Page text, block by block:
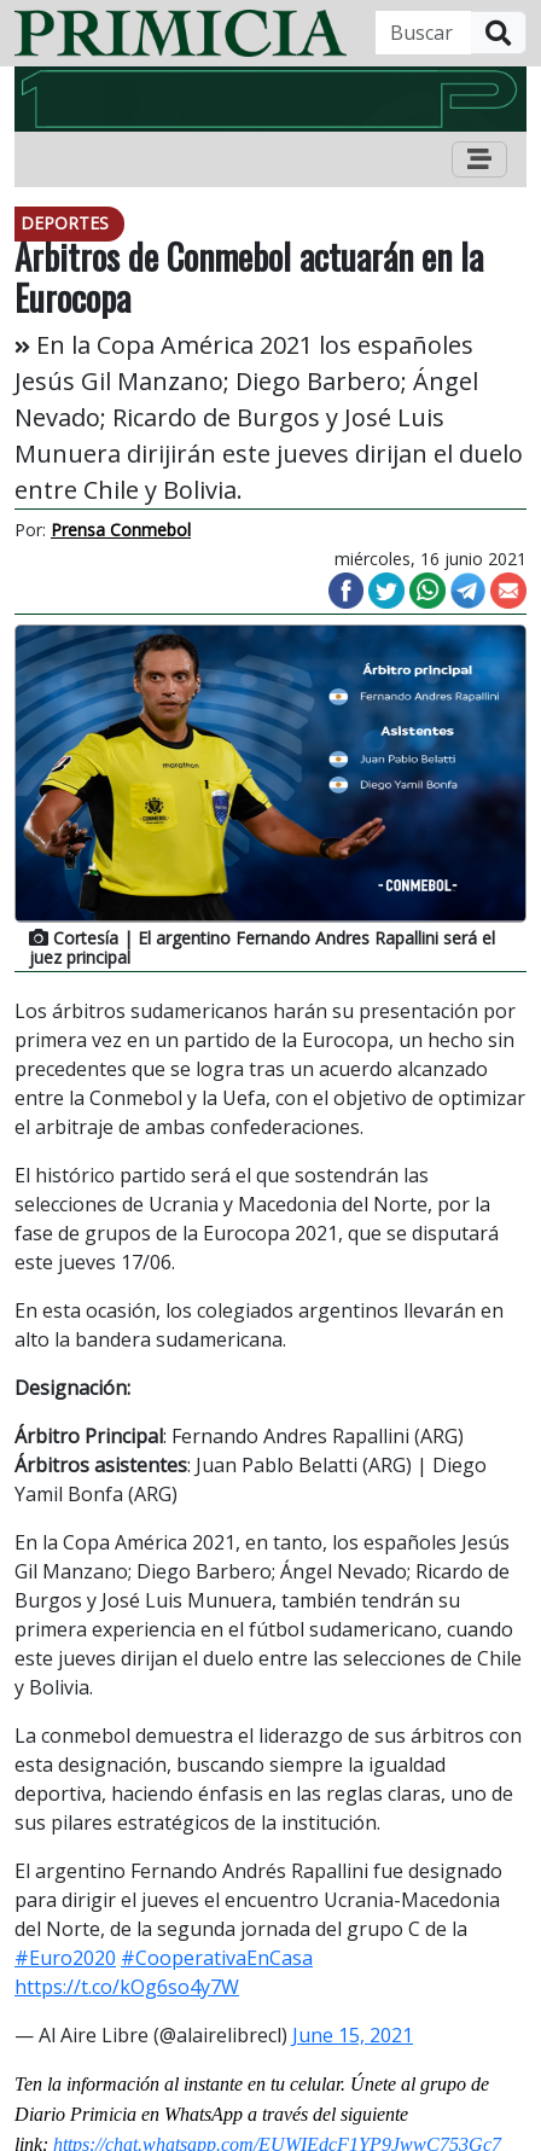
DEPORTES
Árbitros de Conmebol actuarán en la
Eurocopa
En la Copa América 2021 los españoles
Jesús Gil Manzano; Diego Barbero; Ángel
Nevado; Ricardo de Burgos y José Luis
Munuera dirijirán este jueves dirijan el duelo
entre Chile y Bolivia.
Por: Prensa Conmebol
miércoles, 16 junio 2021
Cortesía | El argentino Fernando Andres Rapallini será el
juez principal
Los árbitros sudamericanos harán su presentación por
primera vez en un partido de la Eurocopa, un hecho sin
precedentes que se logra tras un acuerdo alcanzado
entre la Conmebol y la Uefa, con el objetivo de optimizar
el arbitraje de ambas confederaciones.
El histórico partido será el que sostendrán las
selecciones de Ucrania y Macedonia del Norte, por la
fase de grupos de la Eurocopa 2021, que se disputará
este jueves 17/06.
En esta ocasión, los colegiados argentinos llevarán en
alto la bandera sudamericana.
Designación:
Árbitro Principal: Fernando Andres Rapallini (ARG)
Árbitros asistentes: Juan Pablo Belatti (ARG) | Diego
Yamil Bonfa (ARG)
En la Copa América 2021, en tanto, los españoles Jesús
Gil Manzano; Diego Barbero; Ángel Nevado; Ricardo de
Burgos y José Luis Munuera, también tendrán su
primera experiencia en el fútbol sudamericano, cuando
este jueves dirijan el duelo entre las selecciones de Chile
y Bolivia.
La conmebol demuestra el liderazgo de sus árbitros con
esta designación, buscando siempre la igualdad
deportiva, haciendo énfasis en las reglas claras, uno de
sus pilares estratégicos de la institución.
El argentino Fernando Andrés Rapallini fue designado
para dirigir el jueves el encuentro Ucrania-Macedonia
del Norte, de la segunda jornada del grupo C de la
#Euro2020 #CooperativaEnCasa
https://t.co/kOg6so4y7W
— Al Aire Libre (@alairelibrecl) June 15, 2021
Ten la información al instante en tu celular. Únete al grupo de
Diario Primicia en WhatsApp a través del siguiente
link: https://chat.whatsapp.com/EUWIEdcF1YP9JwwC753Gc7